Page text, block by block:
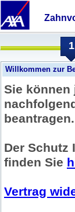
1
Willkommen zur
Sie können
beantragen.
Der Schutz
finden Sie
Vertrag